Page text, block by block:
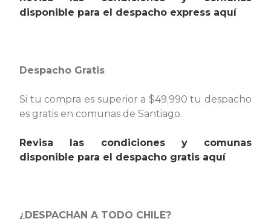
disponible para el despacho express aquí
Despacho Gratis
Si tu compra es superior a $49.990 tu despacho
es gratis en comunas de Santiago.
Revisa las condiciones y comunas
disponible para el despacho gratis aquí
¿DESPACHAN A TODO CHILE?